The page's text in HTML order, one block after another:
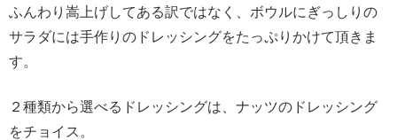
ふんわり嵩上げしてある訳ではなく、ボウルにぎっしりの
サラダには手作りのドレッシングをたっぷりかけて頂きま
す。
２種類から選べるドレッシングは、ナッツのドレッシング
をチョイス。